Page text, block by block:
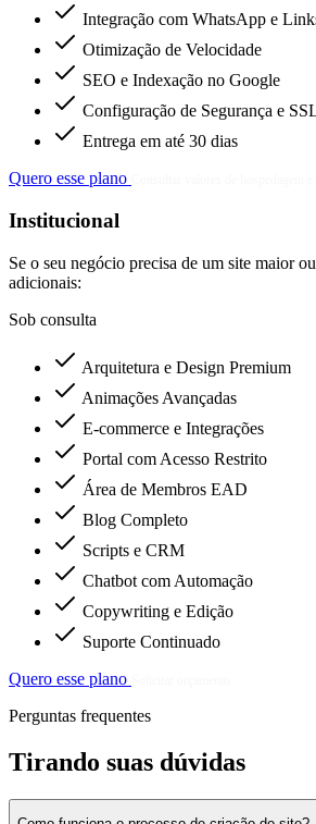
Integração com WhatsApp e
Otimização de Velocidade
SEO e Indexação no Google
Configuração de Segurança e
Entrega em até 30 dias
Quero esse plano
Institucional
Se o seu negócio precisa de um site maior
adicionais:
Sob consulta
Arquitetura e Design Premium
Animações Avançadas
E-commerce e Integrações
Portal com Acesso Restrito
Área de Membros EAD
Blog Completo
Scripts e CRM
Chatbot com Automação
Copywriting e Edição
Suporte Continuado
Quero esse plano
Perguntas frequentes
Tirando suas dúvidas